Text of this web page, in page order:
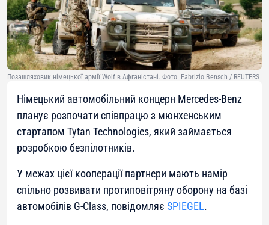
Позашляховик німецької армії Wolf в Афганістані. Фото: Fabrizio Bensch / REUTERS
Німецький автомобільний концерн Mercedes-Benz
планує розпочати співпрацю з мюнхенським
стартапом Tytan Technologies, який займається
розробкою безпілотників.
У межах цієї кооперації партнери мають намір
спільно розвивати протиповітряну оборону на базі
автомобілів G-Class, повідомляє SPIEGEL.